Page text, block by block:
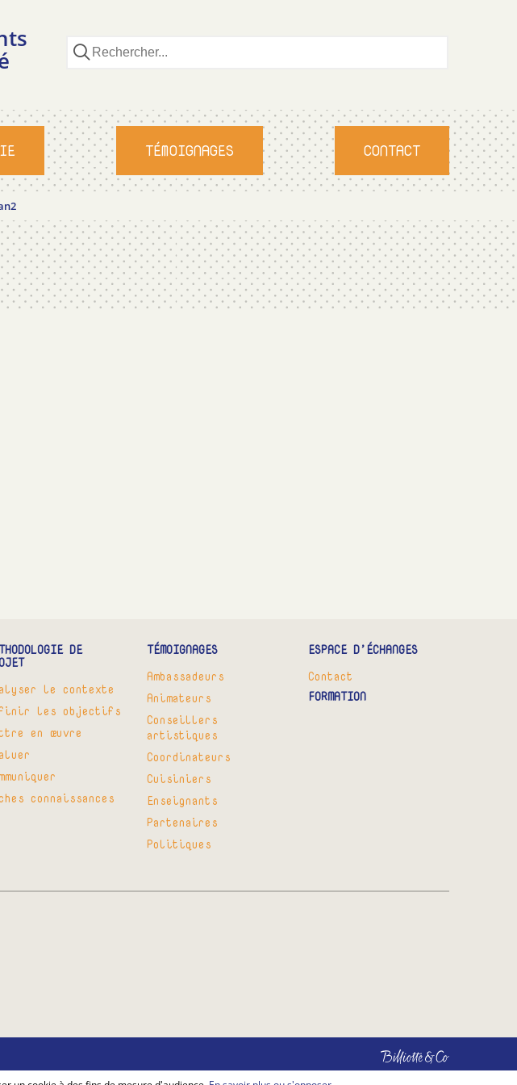
TÉMOIGNAGES CONTACT
DE
le contexte
les objectifs
en œuvre
connaissances
TÉMOIGNAGES
Ambassadeurs
Animateurs
Conseillers
artistiques
Coordinateurs
Cuisiniers
Enseignants
Partenaires
Politiques
ESPACE D’ÉCHANGES
Contact
FORMATION
Billiotte
&